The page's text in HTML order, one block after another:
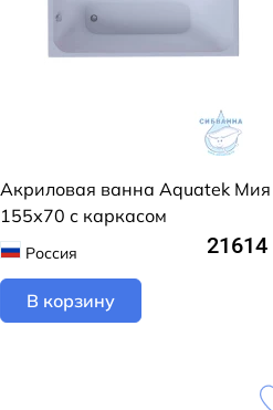
Акриловая ванна Aquatek Мия
155х70 с каркасом
Россия 21614
В корзину